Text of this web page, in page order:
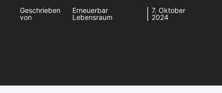
Geschrieben
von
Erneuerbar
Lebensraum
7. Oktober
2024